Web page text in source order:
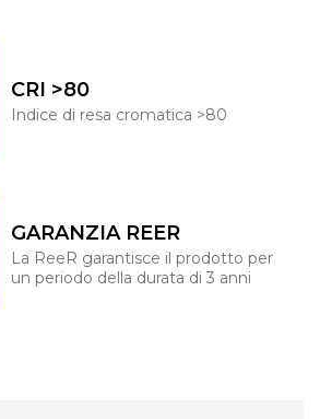
CRI >80
Indice di resa cromatica >80
GARANZIA REER
La ReeR garantisce il prodotto per
un periodo della durata di 3 anni